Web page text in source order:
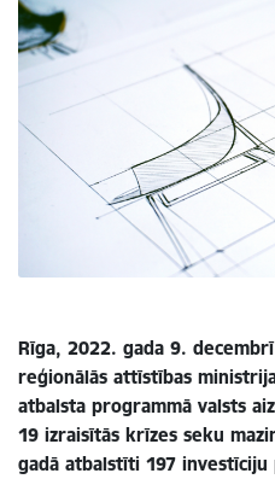
Rīga, 2022. gada 9.
reģionālās attīstības
atbalsta programmā valsts
19 izraisītās krīzes seku
gadā atbalstīti 197